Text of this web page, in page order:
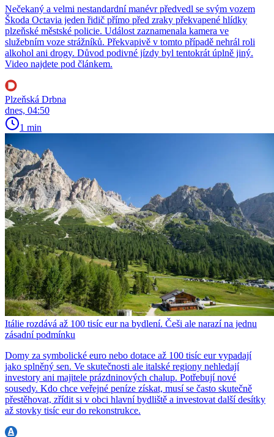
Nečekaný a velmi nestandardní manévr předvedl se svým vozem
Škoda Octavia jeden řidič přímo před zraky překvapené hlídky
plzeňské městské policie. Událost zaznamenala kamera ve
služebním voze strážníků. Překvapivě v tomto případě nehrál roli
alkohol ani drogy. Důvod podivné jízdy byl tentokrát úplně jiný.
Video najdete pod článkem.
Plzeňská Drbna
dnes, 04:50
1 min
Itálie rozdává až 100 tisíc eur na bydlení. Češi ale narazí na jednu
zásadní podmínku
Domy za symbolické euro nebo dotace až 100 tisíc eur vypadají
jako splněný sen. Ve skutečnosti ale italské regiony nehledají
investory ani majitele prázdninových chalup. Potřebují nové
sousedy. Kdo chce veřejné peníze získat, musí se často skutečně
přestěhovat, zřídit si v obci hlavní bydliště a investovat další desítky
až stovky tisíc eur do rekonstrukce.